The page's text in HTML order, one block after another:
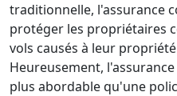
traditionnelle, l'assurance
protéger les propriétaires
vols causés à leur
Heureusement,
plus abordable qu'une